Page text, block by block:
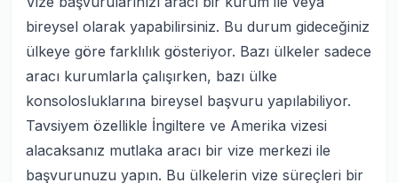
bireysel olarak yapabilirsiniz. Bu durum gideceğiniz
ülkeye göre farklılık gösteriyor. Bazı ülkeler sadece
aracı kurumlarla çalışırken, bazı ülke
konsolosluklarına bireysel başvuru yapılabiliyor.
Tavsiyem özellikle İngiltere ve Amerika vizesi
alacaksanız mutlaka aracı bir vize merkezi ile
başvurunuzu yapın. Bu ülkelerin vize süreçleri bir